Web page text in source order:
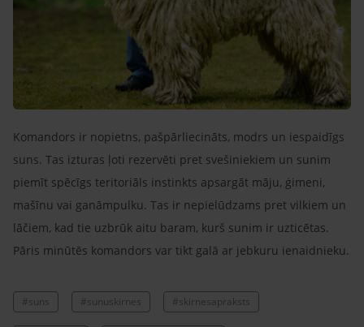
Komandors ir nopietns, pašpārliecināts, modrs un iespaidīgs
suns. Tas izturas ļoti rezervēti pret svešiniekiem un sunim
piemīt spēcīgs teritoriāls instinkts apsargāt māju, ģimeni,
mašīnu vai ganāmpulku. Tas ir nepielūdzams pret vilkiem un
lāčiem, kad tie uzbrūk aitu baram, kurš sunim ir uzticētas.
Pāris minūtēs komandors var tikt galā ar jebkuru ienaidnieku.
#suns #sunuskirnes #skirnesapraksts